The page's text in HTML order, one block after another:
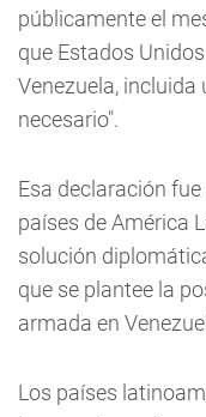
públicamente el
que Estados
Venezuela,
necesario".
Esa declaración
países de América
solución
que se plantee la
armada en
Los países